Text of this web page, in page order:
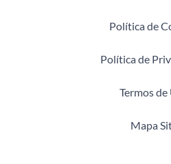
Política de
Política de
Termos de
Mapa